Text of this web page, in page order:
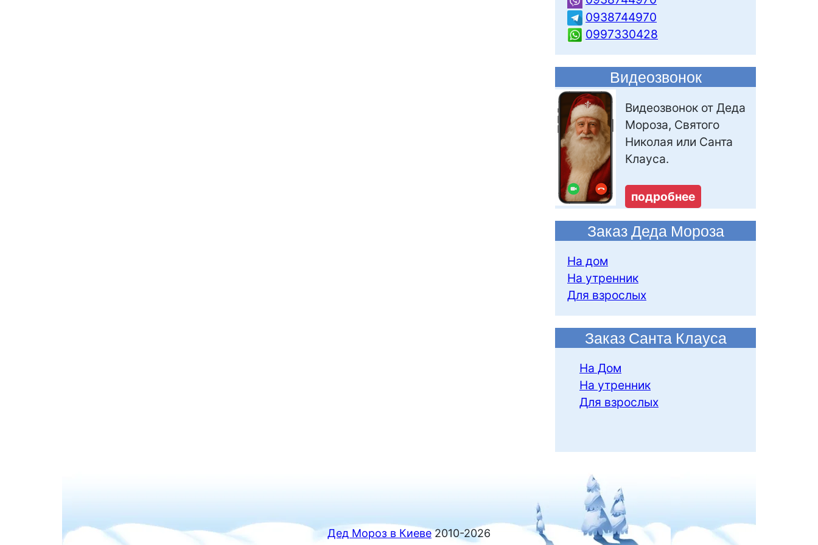
0938744970
0997330428
Видеозвонок
Видеозвонок от Деда
Мороза, Святого
Николая или Санта
Клауса.
подробнее
Заказ Деда Мороза
На дом
На утренник
Для взрослых
Заказ Санта Клауса
На Дом
На утренник
Для взрослых
Дед Мороз в Киеве2010-2026